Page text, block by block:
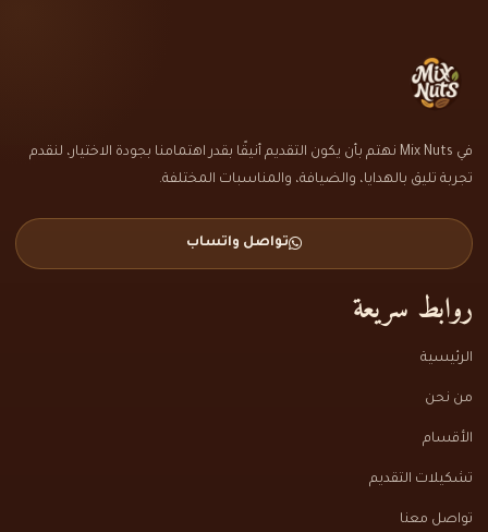
في Mix Nuts نهتم بأن يكون التقديم أنيقًا بقدر اهتمامنا بجودة الاختيار، لنقدم
تجربة تليق بالهدايا، والضيافة، والمناسبات المختلفة.
تواصل واتساب
روابط سريعة
الرئيسية
من نحن
الأقسام
تشكيلات التقديم
تواصل معنا